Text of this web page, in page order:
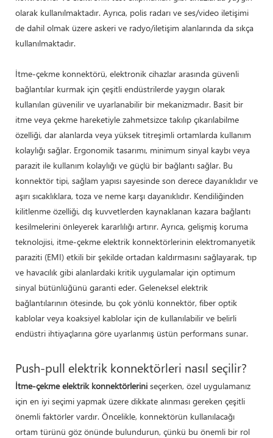
olarak kullanılmaktadır. Ayrıca, polis radarı ve ses/video iletişimi
de dahil olmak üzere askeri ve radyo/iletişim alanlarında da sıkça
kullanılmaktadır.
İtme-çekme konnektörü, elektronik cihazlar arasında güvenli
bağlantılar kurmak için çeşitli endüstrilerde yaygın olarak
kullanılan güvenilir ve uyarlanabilir bir mekanizmadır. Basit bir
itme veya çekme hareketiyle zahmetsizce takılıp çıkarılabilme
özelliği, dar alanlarda veya yüksek titreşimli ortamlarda kullanım
kolaylığı sağlar. Ergonomik tasarımı, minimum sinyal kaybı veya
parazit ile kullanım kolaylığı ve güçlü bir bağlantı sağlar. Bu
konnektör tipi, sağlam yapısı sayesinde son derece dayanıklıdır ve
aşırı sıcaklıklara, toza ve neme karşı dayanıklıdır. Kendiliğinden
kilitlenme özelliği, dış kuvvetlerden kaynaklanan kazara bağlantı
kesilmelerini önleyerek kararlılığı artırır. Ayrıca, gelişmiş koruma
teknolojisi, itme-çekme elektrik konnektörlerinin elektromanyetik
paraziti (EMI) etkili bir şekilde ortadan kaldırmasını sağlayarak, tıp
ve havacılık gibi alanlardaki kritik uygulamalar için optimum
sinyal bütünlüğünü garanti eder. Geleneksel elektrik
bağlantılarının ötesinde, bu çok yönlü konnektör, fiber optik
kablolar veya koaksiyel kablolar için de kullanılabilir ve belirli
endüstri ihtiyaçlarına göre uyarlanmış üstün performans sunar.
Push-pull elektrik konnektörleri nasıl seçilir?
İtme-çekme elektrik konnektörlerini seçerken, özel uygulamanız
için en iyi seçimi yapmak üzere dikkate alınması gereken çeşitli
önemli faktörler vardır. Öncelikle, konnektörün kullanılacağı
ortam türünü göz önünde bulundurun, çünkü bu önemli bir rol